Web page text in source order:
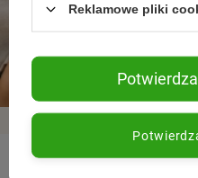
subskrybentów
Reklamowe pliki